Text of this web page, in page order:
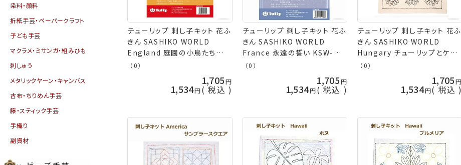
染料・顔料
折紙手芸・ペーパークラフト
子ども手芸
マクラメ・ミサンガ・組みひも
刺しゅう
メタリックヤーン・キャンバス
古布・ちりめん手芸
籐・スティック手芸
手織り
副資材
チューリップ 刺し子キット 花ふ
きん SASHIKO WORLD
England 庭園の小鳥たち
KSW-028 イギリス ネコポス可
（0）
1,705
1,534 税込
チューリップ 刺し子キット 花ふ
きん SASHIKO WORLD
France 永遠の誓い KSW-
020 フランス キット 刺し子 ネ
（0）
1,705
1,534 税込
チューリップ 刺し子キット 花ふ
きん SASHIKO WORLD
Hungary チューリップとケシ
の花 KSW-009 ハンガリー ネ
（0）
1,705
1,534 税込